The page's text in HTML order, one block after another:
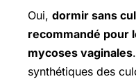
Oui, dormir sans
recommandé pour
mycoses vaginales
synthétiques des